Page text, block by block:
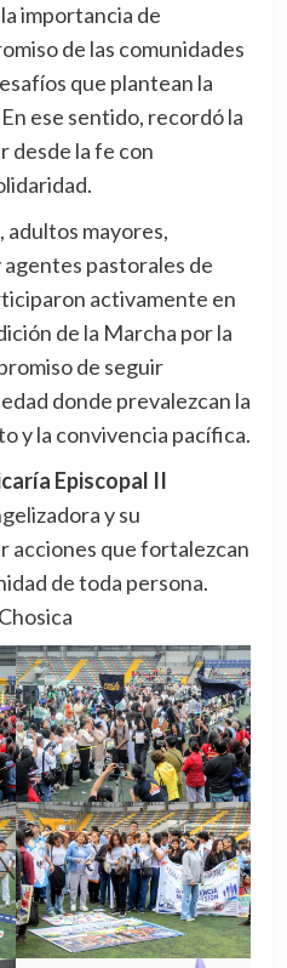
importancia de
de las comunidades
que plantean la
ese sentido, recordó la
desde la fe con
adultos mayores,
pastorales de
activamente en
de la Marcha por la
de seguir
donde prevalezcan la
y la convivencia pacífica.
Episcopal II
y su
acciones que fortalezcan
de toda persona.